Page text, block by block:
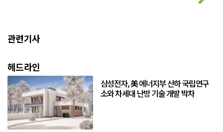
관련기사
헤드라인
삼성전자, 美 에너지부 산하 국립연구
소와 차세대 난방 기술 개발 박차